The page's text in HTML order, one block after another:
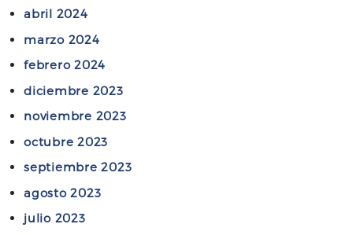
s
A
b
a
d
o
abril 2024
marzo 2024
febrero 2024
diciembre 2023
noviembre 2023
octubre 2023
septiembre 2023
agosto 2023
julio 2023